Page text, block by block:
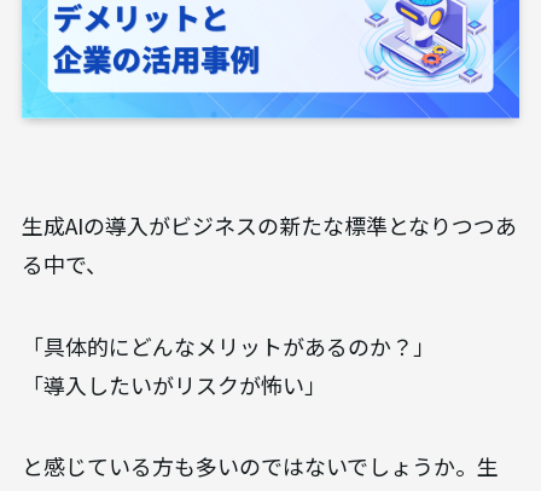
生成AIの導入がビジネスの新たな標準となりつつあ
る中で、
「具体的にどんなメリットがあるのか？」
「導入したいがリスクが怖い」
と感じている方も多いのではないでしょうか。生